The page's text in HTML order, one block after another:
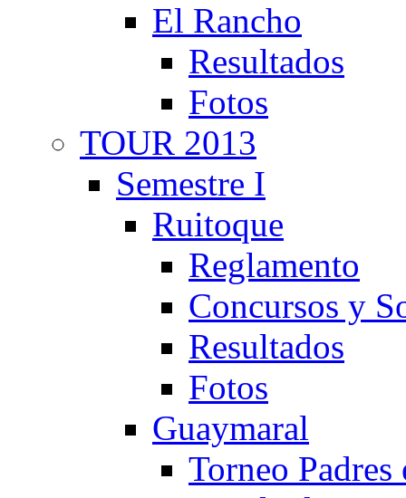
El Rancho
Resultados
Fotos
TOUR 2013
Semestre I
Ruitoque
Reglamento
Concursos y
Resultados
Fotos
Guaymaral
Torneo